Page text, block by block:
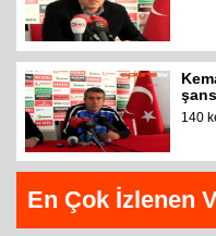
140
En Çok İzlenen